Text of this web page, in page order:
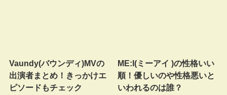
Vaundy(バウンディ)MVの
出演者まとめ！きっかけエ
ピソードもチェック
ME:I(ミーアイ )の性格いい
順！優しいのや性格悪いと
いわれるのは誰？